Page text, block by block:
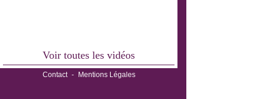
Voir toutes les vidéos
Contact - Mentions Légales